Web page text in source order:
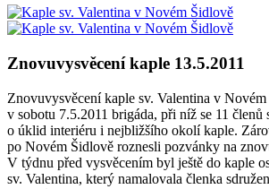
Znovuvysvěcení kaple 13.5.2011
Znovuvysvěcení kaple sv. Valentina v
v sobotu 7.5.2011 brigáda, při níž se 11 členů
o úklid interiéru i nejbližšího okolí kaple.
po Novém Šidlově roznesli pozvánky na
V týdnu před vysvěcením byl ještě do kaple
sv. Valentina, který namalovala členka